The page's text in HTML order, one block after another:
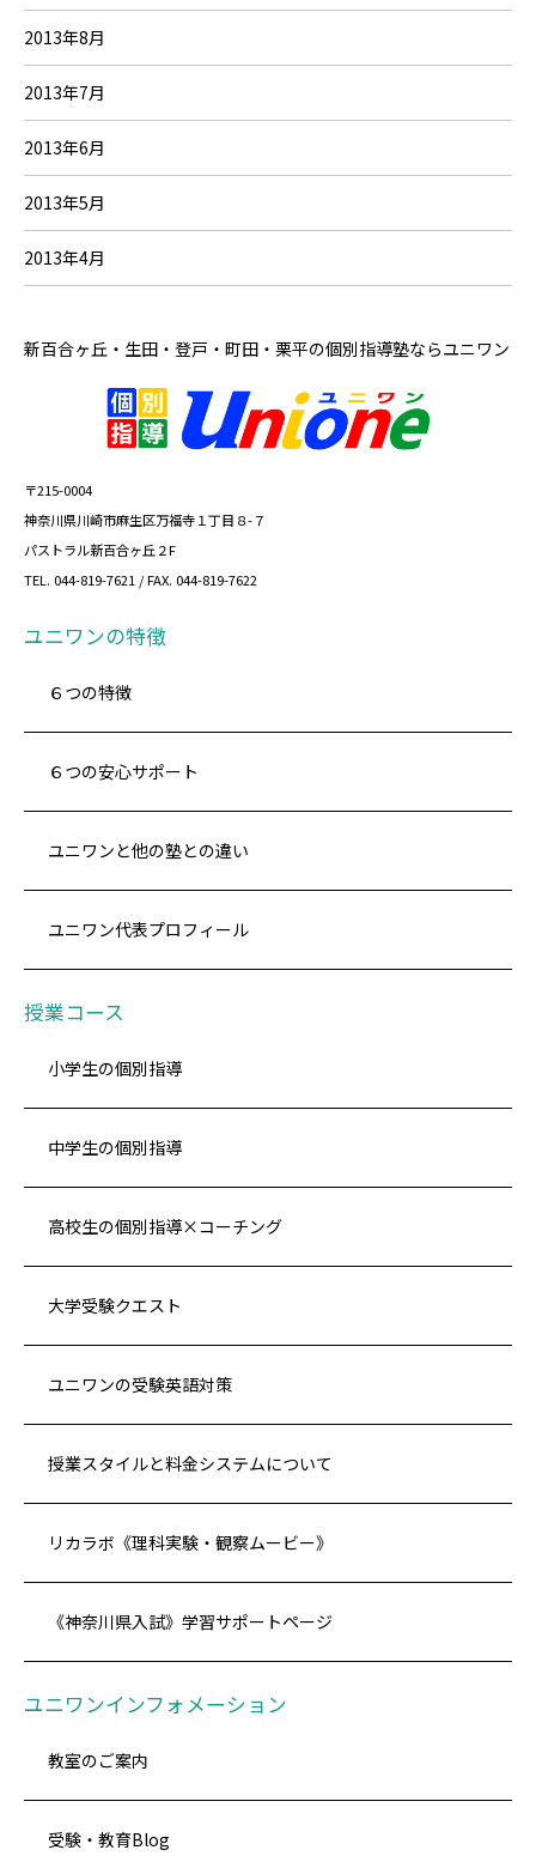
2013年8月
2013年7月
2013年6月
2013年5月
2013年4月
新百合ヶ丘・生田・登戸・町田・栗平の個別指導塾ならユニワン
〒215-0004
神奈川県川崎市麻生区万福寺１丁目８-７
パストラル新百合ヶ丘２F
TEL. 044-819-7621 / FAX. 044-819-7622
ユニワンの特徴
６つの特徴
６つの安心サポート
ユニワンと他の塾との違い
ユニワン代表プロフィール
授業コース
小学生の個別指導
中学生の個別指導
高校生の個別指導×コーチング
大学受験クエスト
ユニワンの受験英語対策
授業スタイルと料金システムについて
リカラボ《理科実験・観察ムービー》
《神奈川県入試》学習サポートページ
ユニワンインフォメーション
教室のご案内
受験・教育Blog